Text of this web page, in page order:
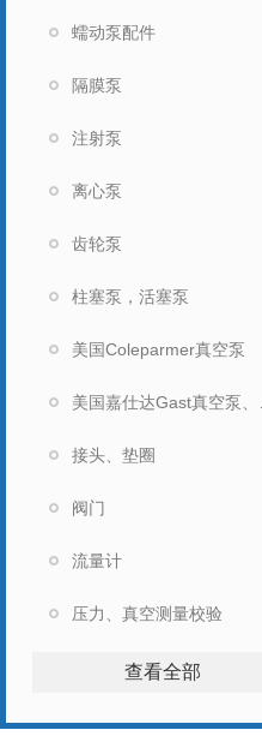
蠕动泵配件
隔膜泵
注射泵
离心泵
齿轮泵
柱塞泵，活塞泵
美国Coleparmer真空泵
接头、垫圈
阀门
流量计
压力、真空测量校验
查看全部